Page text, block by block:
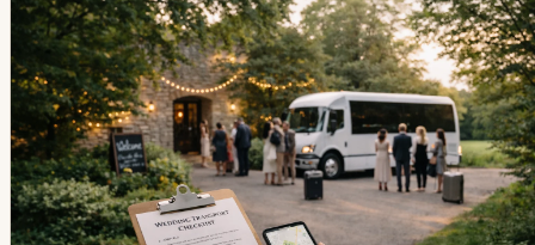
отдыха до более спокойных переходов и простой
потребности в разрядке.